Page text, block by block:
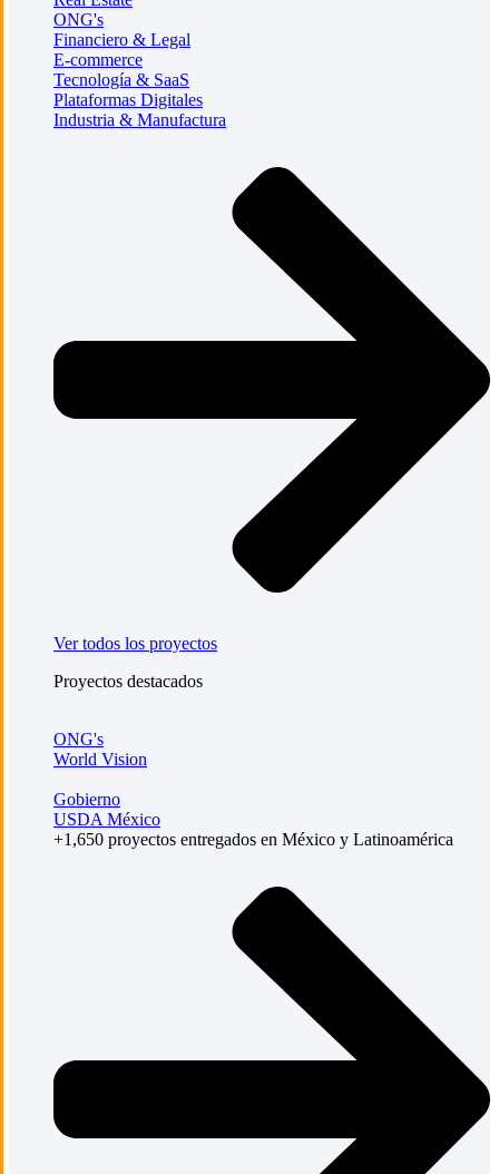
ONG's
Financiero & Legal
E-commerce
Tecnología & SaaS
Plataformas Digitales
Industria & Manufactura
Ver todos los proyectos
Proyectos destacados
ONG's
World Vision
Gobierno
USDA México
+1,650 proyectos entregados en México y Latinoamérica